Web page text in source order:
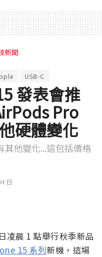
新聞
USB-C
發表會推
Pro
硬體變化
其他變化...這包括價格
日
凌晨 1 點舉行秋季新品
15 系列新機，這場